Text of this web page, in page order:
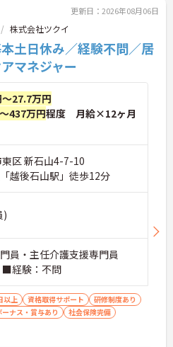
がしっかりと給与に
金制度や宿泊費補
厚生制度ツクイPLUS
型をはじめネイルや
性を大切にしながら
の双方を守るリスク
す。今後は、ご家族
るシステムや、AIを
ど、IT技術を積極的
上と従業員の業務効
サービスを追求して
盤と革新への意欲を
成に最適な法人で
日が確保されており
休暇を活用し連休の
間もしっかりと確保
学児向けのこども休
両立しやすい制度が
厚いフォロー体制で
心です】
アマネジャーと情報
更新日：2026年08月06日
株式会社ツクイ
土日休み／経験不問／居
マネジャー
27.7万円
437万円程度 月給×12ヶ月
区 新石山4-7-10
越後石山駅」徒歩12分
)
員・主任介護支援専門員
■経験：不問
以上 資格取得サポート
研修制度あり
ーナス・賞与あり
社会保険完備